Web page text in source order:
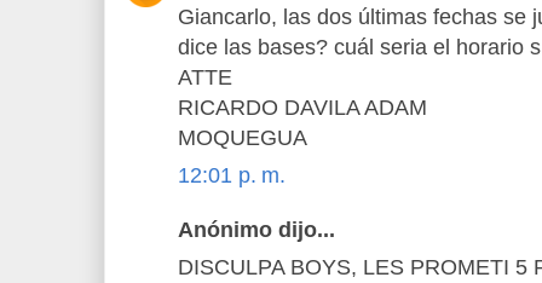
Giancarlo, las dos últimas fechas se
dice las bases? cuál seria el horario
ATTE
RICARDO DAVILA ADAM
MOQUEGUA
12:01 p. m.
Anónimo dijo...
DISCULPA BOYS, LES PROMETI 5